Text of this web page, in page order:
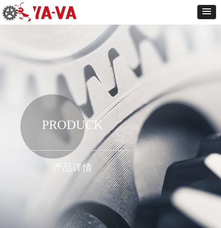
PRODUCK
产品详情